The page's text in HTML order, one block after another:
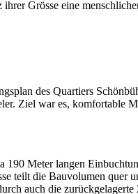
Grösse eine
des Quartiers
Ziel war es, komfortable
Meter langen
teilt die Bauvolumen quer
auch die